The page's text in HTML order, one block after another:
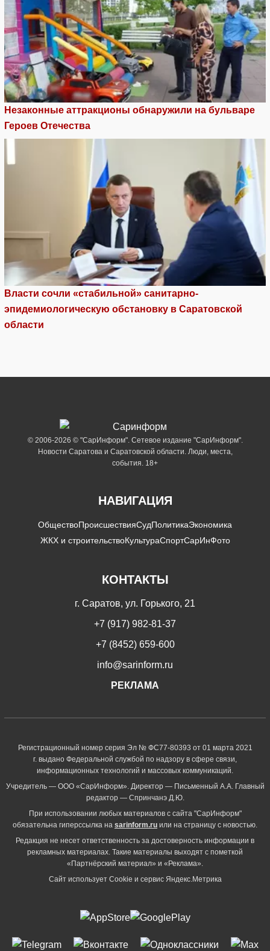
Незаконные аттракционы обнаружили на бульваре
Героев Отечества
Власти сочли «стабильной» санитарно-
эпидемиологическую обстановку в Саратовской
области
© 2006-2026 © "СарИнформ". Сетевое издание "СарИнформ".
Новости Саратова и Саратовской области. Люди, места,
события. 18+
НАВИГАЦИЯ
ОбществоПроисшествияСудПолитикаЭкономика
ЖКХ и строительствоКультураСпортСарИнФото
КОНТАКТЫ
г. Саратов, ул. Горького, 21
+7 (917) 982-81-37
+7 (8452) 659-600
info@sarinform.ru
РЕКЛАМА
Регистрационный номер серия Эл № ФС77-80393 от 01 марта 2021
г. выдано Федеральной службой по надзору в сфере связи,
информационных технологий и массовых коммуникаций.
Учредитель — ООО «СарИнформ». Директор — Письменный А.А. Главный
редактор — Спринчанэ Д.Ю.
При использовании любых материалов с сайта "СарИнформ"
обязательна гиперссылка на sarinform.ru или на страницу с новостью.
Редакция не несет ответственность за достоверность информации в
рекламных материалах. Такие материалы выходят с пометкой
«Партнёрский материал» и «Реклама».
Сайт использует Cookie и сервиc Яндекс.Метрика